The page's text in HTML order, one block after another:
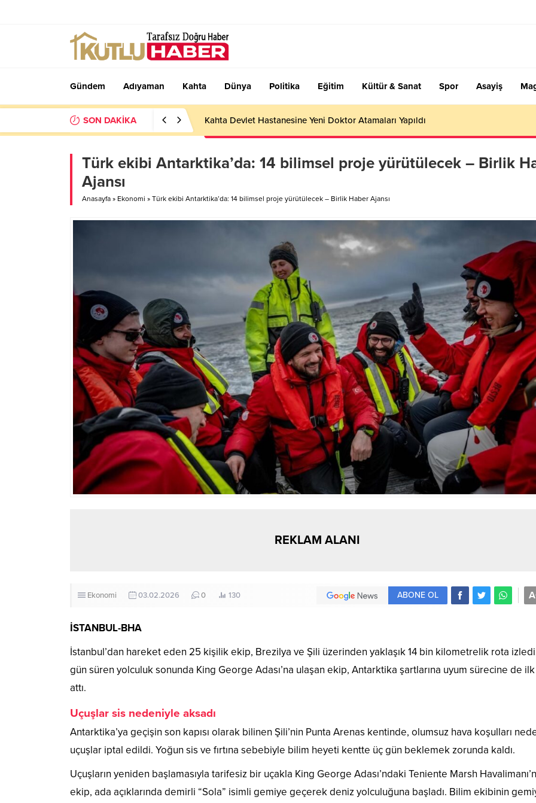
Gündem Adıyaman Kahta Dünya Politika Eğitim Kültür & Sanat Spor Asayiş
SON DAKİKA Kahta Devlet Hastanesine Yeni Doktor Atamaları Yapıldı
Türk ekibi Antarktika’da: 14 bilimsel proje yürütülecek – Birlik
Ajansı
Anasayfa » Ekonomi » Türk ekibi Antarktika’da: 14 bilimsel proje yürütülecek – Birlik Haber Ajansı
REKLAM ALANI
Ekonomi 03.02.2026 0 130 A
ABONE OL
İSTANBUL-BHA
İstanbul’dan hareket eden 25 kişilik ekip, Brezilya ve Şili üzerinden yaklaşık 14 bin kilometrelik rota
gün süren yolculuk sonunda King George Adası’na ulaşan ekip, Antarktika şartlarına uyum sürecine de ilk
attı.
Uçuşlar sis nedeniyle aksadı
Antarktika’ya geçişin son kapısı olarak bilinen Şili’nin Punta Arenas kentinde, olumsuz hava koşulları
uçuşlar iptal edildi. Yoğun sis ve fırtına sebebiyle bilim heyeti kentte üç gün beklemek zorunda kaldı.
Uçuşların yeniden başlamasıyla tarifesiz bir uçakla King George Adası’ndaki Teniente Marsh
ekip, ada açıklarında demirli “Sola” isimli gemiye geçerek deniz yolculuğuna başladı. Bilim ekibinin